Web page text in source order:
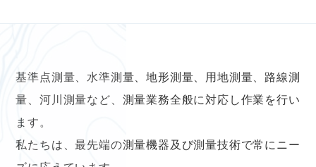
基準点測量、水準測量、地形測量、用地測量、路線測
量、河川測量など、測量業務全般に対応し作業を行い
ます。
私たちは、最先端の測量機器及び測量技術で常にニー